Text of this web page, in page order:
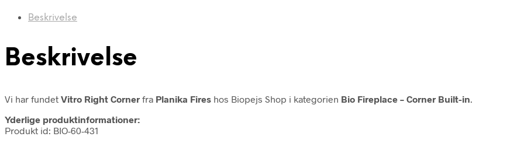
Beskrivelse
Beskrivelse
Vi har fundet Vitro Right Corner fra Planika Fires hos Biopejs Shop i kategorien Bio Fireplace – Corner Built-in
Yderlige produktinformationer:
Produkt id: BIO-60-431